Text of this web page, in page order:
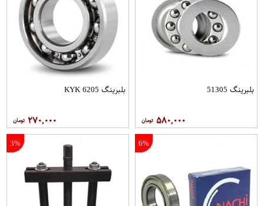
بلبرینگ 51305
۵۸۰,۰۰۰
بلبرینگ 6205 KYK
۲۷۰,۰۰۰
6%
3%